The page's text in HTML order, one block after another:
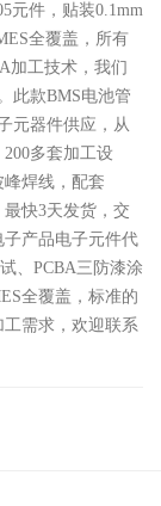
元件，贴装0.1mm
全覆盖，所有
加工技术，我们
此款BMS电池管
元器件供应，从
多套加工设
焊线，配套
快3天发货，交
产品电子元件代
、PCBA三防漆涂
全覆盖，标准的
需求，欢迎联系